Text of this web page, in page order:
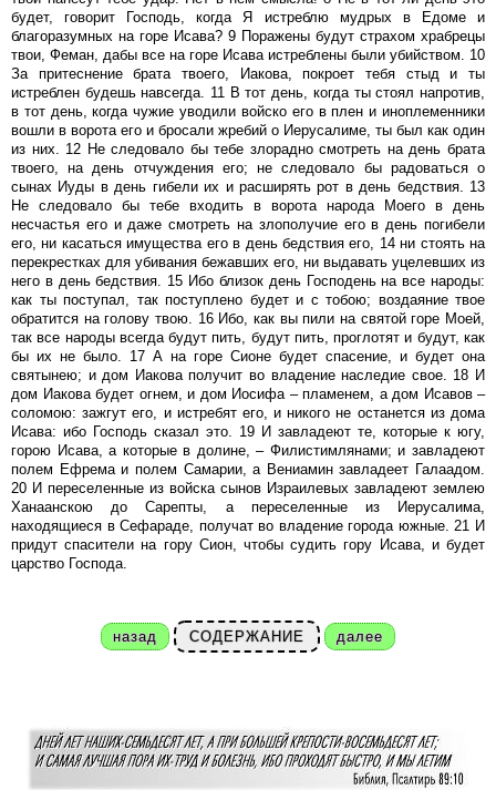
будет, говорит Господь, когда Я истреблю мудрых в Едоме и
благоразумных на горе Исава? 9 Поражены будут страхом храбрецы
твои, Феман, дабы все на горе Исава истреблены были убийством. 10
За притеснение брата твоего, Иакова, покроет тебя стыд и ты
истреблен будешь навсегда. 11 В тот день, когда ты стоял напротив,
в тот день, когда чужие уводили войско его в плен и иноплеменники
вошли в ворота его и бросали жребий о Иерусалиме, ты был как один
из них. 12 Не следовало бы тебе злорадно смотреть на день брата
твоего, на день отчуждения его; не следовало бы радоваться о
сынах Иуды в день гибели их и расширять рот в день бедствия. 13
Не следовало бы тебе входить в ворота народа Моего в день
несчастья его и даже смотреть на злополучие его в день погибели
его, ни касаться имущества его в день бедствия его, 14 ни стоять на
перекрестках для убивания бежавших его, ни выдавать уцелевших из
него в день бедствия. 15 Ибо близок день Господень на все народы:
как ты поступал, так поступлено будет и с тобою; воздаяние твое
обратится на голову твою. 16 Ибо, как вы пили на святой горе Моей,
так все народы всегда будут пить, будут пить, проглотят и будут, как
бы их не было. 17 А на горе Сионе будет спасение, и будет она
святынею; и дом Иакова получит во владение наследие свое. 18 И
дом Иакова будет огнем, и дом Иосифа – пламенем, а дом Исавов –
соломою: зажгут его, и истребят его, и никого не останется из дома
Исава: ибо Господь сказал это. 19 И завладеют те, которые к югу,
горою Исава, а которые в долине, – Филистимлянами; и завладеют
полем Ефрема и полем Самарии, а Вениамин завладеет Галаадом.
20 И переселенные из войска сынов Израилевых завладеют землею
Ханаанскою до Сарепты, а переселенные из Иерусалима,
находящиеся в Сефараде, получат во владение города южные. 21 И
придут спасители на гору Сион, чтобы судить гору Исава, и будет
царство Господа.
назад СОДЕРЖАНИЕ далее